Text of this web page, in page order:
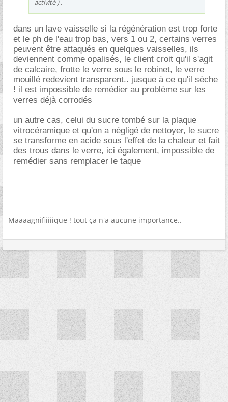
activité ) .
dans un lave vaisselle si la régénération est trop forte
et le ph de l'eau trop bas, vers 1 ou 2, certains verres
peuvent être attaqués en quelques vaisselles, ils
deviennent comme opalisés, le client croit qu'il s'agit
de calcaire, frotte le verre sous le robinet, le verre
mouillé redevient transparent.. jusque à ce qu'il sèche
! il est impossible de remédier au problème sur les
verres déjà corrodés
un autre cas, celui du sucre tombé sur la plaque
vitrocéramique et qu'on a négligé de nettoyer, le sucre
se transforme en acide sous l'effet de la chaleur et fait
des trous dans le verre, ici également, impossible de
remédier sans remplacer le taque
Maaaagnifiiiiique ! tout ça n'a aucune importance..